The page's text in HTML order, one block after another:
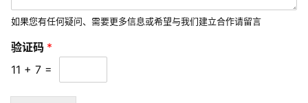
常
见
问
题
如果您有任何疑问、需要更多信息或希望与我们建立合作请留言
验证码 *
11 + 7 =